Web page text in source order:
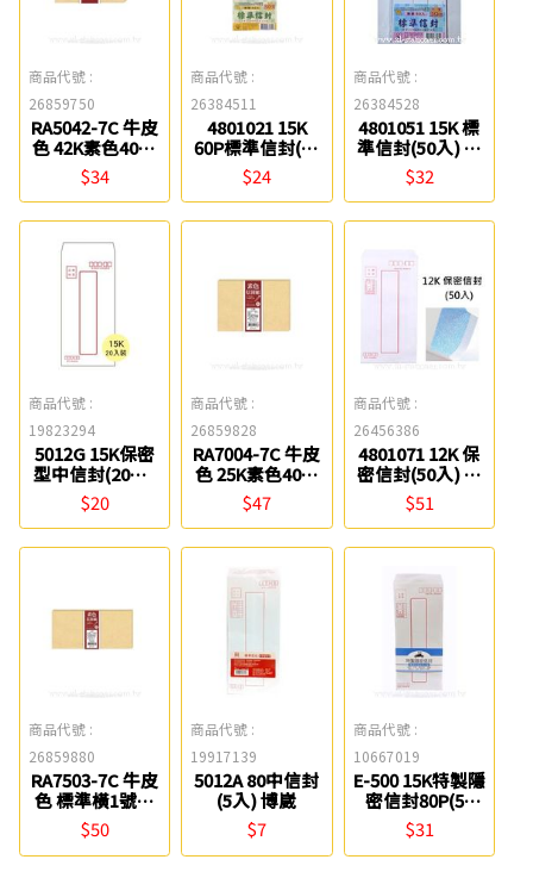
商品代號 :
26859750
RA5042-7C 牛皮
色 42K素色40入
信封組 四季紙品
$34
商品代號 :
26384511
4801021 15K
60P標準信封(50
入) 聯合紙品
$24
商品代號 :
26384528
4801051 15K 標
準信封(50入) 聯
合紙品
$32
商品代號 :
19823294
5012G 15K保密
型中信封(20入)
博崴
$20
商品代號 :
26859828
RA7004-7C 牛皮
色 25K素色40入
信封組 四季紙品
$47
商品代號 :
26456386
4801071 12K 保
密信封(50入) 聯
合紙品
$51
商品代號 :
26859880
RA7503-7C 牛皮
色 標準橫1號素
色35入信封組 四
季紙品
$50
商品代號 :
19917139
5012A 80中信封
(5入) 博崴
$7
商品代號 :
10667019
E-500 15K特製隱
密信封80P(50
入) 豆點紙品
$31